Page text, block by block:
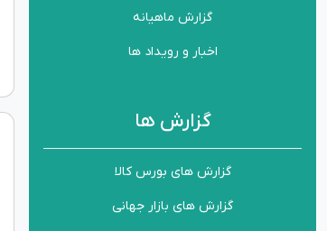
گزارش ماهیانه
اخبار و رویداد ها
گزارش ها
گزارش های بورس کالا
گزارش های بازار جهانی